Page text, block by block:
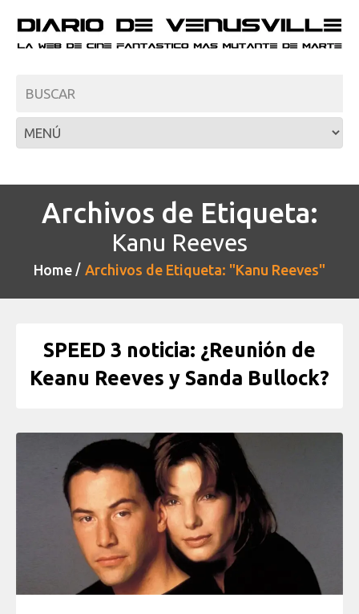
Archivos de Etiqueta:
Kanu Reeves
Home Archivos de Etiqueta: "Kanu Reeves"
SPEED 3 noticia: ¿Reunión de
Keanu Reeves y Sanda Bullock?